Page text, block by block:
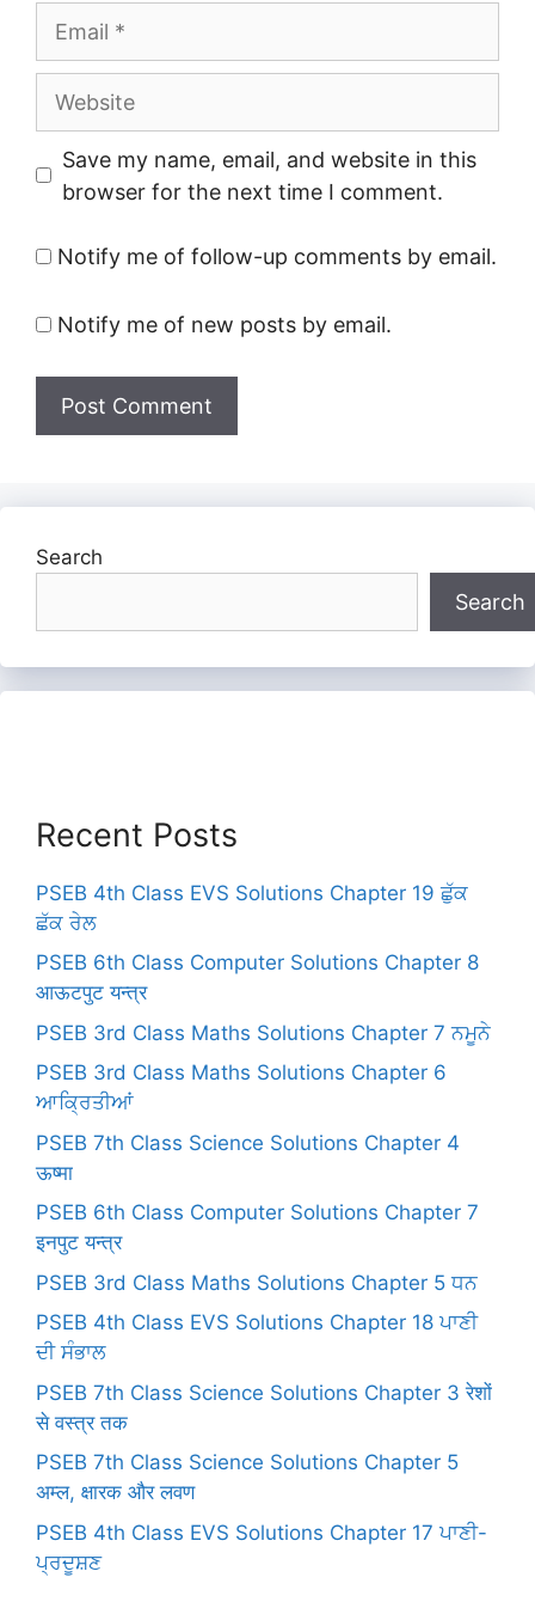
Website
Save my name, email, and website in this
browser for the next time I comment.
Notify me of follow-up comments by email.
Notify me of new posts by email.
Search
Search
Recent Posts
PSEB 4th Class EVS Solutions Chapter 19 ਛੁੱਕ
ਛੱਕ ਰੇਲ
PSEB 6th Class Computer Solutions Chapter 8
आऊटपुट यन्त्र
PSEB 3rd Class Maths Solutions Chapter 7 ਨਮੂਨੇ
PSEB 3rd Class Maths Solutions Chapter 6
ਆਕ੍ਰਿਤੀਆਂ
PSEB 7th Class Science Solutions Chapter 4
ऊष्मा
PSEB 6th Class Computer Solutions Chapter 7
इनपुट यन्त्र
PSEB 3rd Class Maths Solutions Chapter 5 ਧਨ
PSEB 4th Class EVS Solutions Chapter 18 ਪਾਣੀ
ਦੀ ਸੰਭਾਲ
PSEB 7th Class Science Solutions Chapter 3 रेशों
से वस्त्र तक
PSEB 7th Class Science Solutions Chapter 5
अम्ल, क्षारक और लवण
PSEB 4th Class EVS Solutions Chapter 17 ਪਾਣੀ-
ਪ੍ਰਦੂਸ਼ਣ